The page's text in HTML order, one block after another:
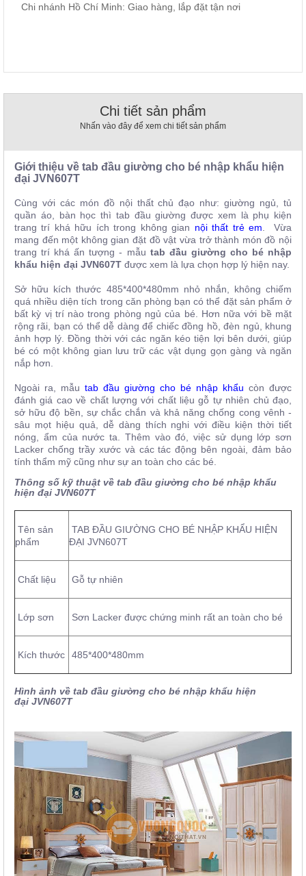
Cây
Nội
Thất
Hàng
Thất
Hàng
Chi nhánh Hồ Chí Minh: Giao hàng, lắp đặt tận nơi
Chi tiết sản phẩm
Nhấn vào đây để xem chi tiết sản phẩm
Giới thiệu về tab đầu giường cho bé nhập khẩu hiện
đại JVN607T
Cùng với các món đồ nội thất chủ đạo như: giường ngủ, tủ
quần áo, bàn học thì tab đầu giường được xem là phụ kiện
trang trí khá hữu ích trong không gian nội thất trẻ em . Vừa
mang đến một không gian đặt đồ vật vừa trở thành món đồ nội
trang trí khá ấn tượng - mẫu tab đầu giường cho bé nhập
khẩu hiện đại JVN607T được xem là lựa chọn hợp lý hiện nay.
Sở hữu kích thước 485*400*480mm nhỏ nhắn, không chiếm
quá nhiều diện tích trong căn phòng bạn có thể đặt sản phẩm ở
bất kỳ vị trí nào trong phòng ngủ của bé. Hơn nữa với bề mặt
rộng rãi, bạn có thể dễ dàng để chiếc đồng hồ, đèn ngủ, khung
ảnh hợp lý. Đồng thời với các ngăn kéo tiện lợi bên dưới, giúp
bé có một không gian lưu trữ các vật dụng gọn gàng và ngăn
nắp hơn.
Ngoài ra, mẫu tab đầu giường cho bé nhập khẩu còn được
đánh giá cao về chất lượng với chất liệu gỗ tự nhiên chủ đạo,
sở hữu độ bền, sự chắc chắn và khả năng chống cong vênh -
sâu mọt hiệu quả, dễ dàng thích nghi với điều kiện thời tiết
nóng, ẩm của nước ta. Thêm vào đó, việc sử dụng lớp sơn
Lacker chống trầy xước và các tác động bên ngoài, đảm bảo
tính thẩm mỹ cũng như sự an toàn cho các bé.
Thông số kỹ thuật về tab đầu giường cho bé nhập khẩu
hiện đại JVN607T
Tên sản
phẩm
TAB ĐẦU GIƯỜNG CHO BÉ NHẬP KHẨU HIỆN
ĐẠI JVN607T
Chất liệu Gỗ tự nhiên
Lớp sơn Sơn Lacker được chứng minh rất an toàn cho bé
Kích thước 485*400*480mm
Hình ảnh về tab đầu giường cho bé nhập khẩu hiện
đại JVN607T